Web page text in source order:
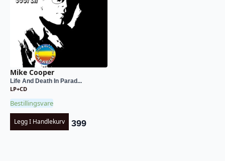
Mike Cooper
Life And Death In Parad...
LP+CD
Bestillingsvare
Legg I Handlekurv 399